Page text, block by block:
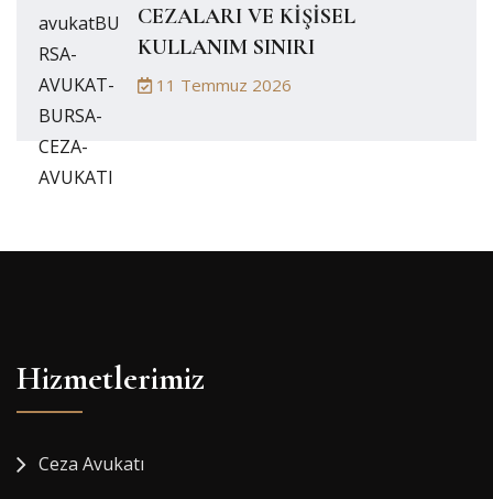
CEZALARI VE KİŞİSEL
KULLANIM SINIRI
11 Temmuz 2026
Hizmetlerimiz
Ceza Avukatı